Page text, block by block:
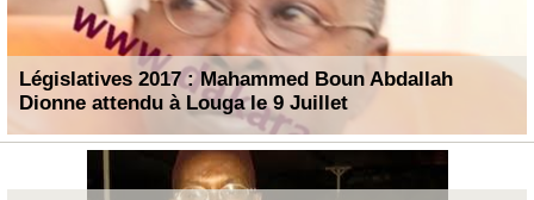
Législatives 2017 : Mahammed Boun Abdallah
Dionne attendu à Louga le 9 Juillet